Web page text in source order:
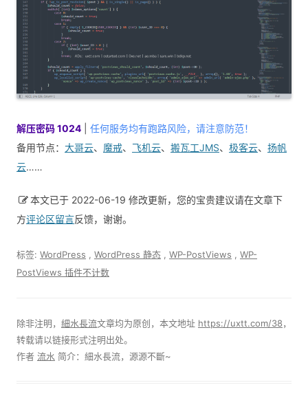
解压密码 1024
任何服务均有跑路风险，请注意防范！
备用节点： 大哥云、 魔戒、 飞机云、 搬瓦工JMS、 极客云、 扬帆
云……
本文已于 2022-06-19 修改更新，您的宝贵建议请在文章下
方评论区留言反馈，谢谢。
标签: WordPress WordPress 静态 WP-PostViews
WP-
PostViews 插件不计数
除非注明， 細水長流文章均为原创，本文地址 https://uxtt.com/38，
转载请以链接形式注明出处。
作者 流水 简介：細水長流，源源不斷~